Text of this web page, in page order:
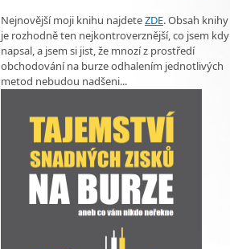
Nejnovější moji knihu najdeteZDE. Obsah knihy
je rozhodně ten nejkontroverznější, co jsem kdy
napsal, a jsem si jist, že mnozí z prostředí
obchodování na burze odhalením jednotlivých
metod nebudou nadšeni...